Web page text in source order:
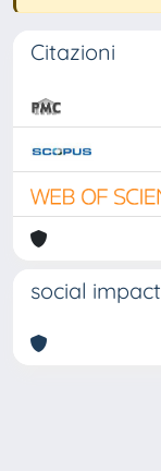
Citazioni
social impact